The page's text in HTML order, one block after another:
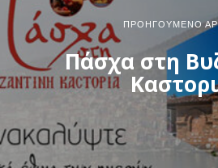
ΠΡΟΗΓΟΎΜΕΝΟ
Πάσχα στη